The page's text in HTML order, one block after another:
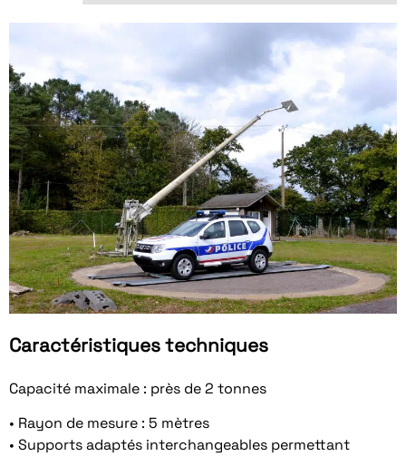
Caractéristiques techniques
Capacité maximale : près de 2 tonnes
• Rayon de mesure : 5 mètres
• Supports adaptés interchangeables permettant